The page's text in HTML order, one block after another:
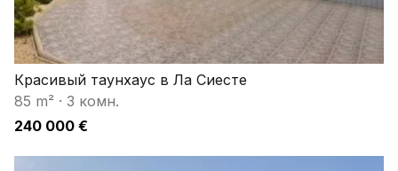
Красивый таунхаус в Ла Сиесте
85 m² · 3 комн.
240 000 €